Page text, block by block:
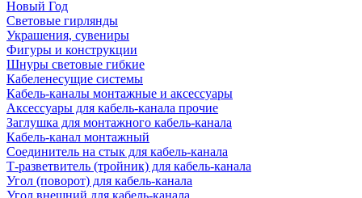
Новый Год
Световые гирлянды
Украшения, сувениры
Фигуры и конструкции
Шнуры световые гибкие
Кабеленесущие системы
Кабель-каналы монтажные и аксессуары
Аксессуары для кабель-канала прочие
Заглушка для монтажного кабель-канала
Кабель-канал монтажный
Соединитель на стык для кабель-канала
Т-разветвитель (тройник) для кабель-канала
Угол (поворот) для кабель-канала
Угол внешний для кабель-канала